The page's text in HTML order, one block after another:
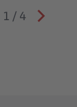
1 / 4